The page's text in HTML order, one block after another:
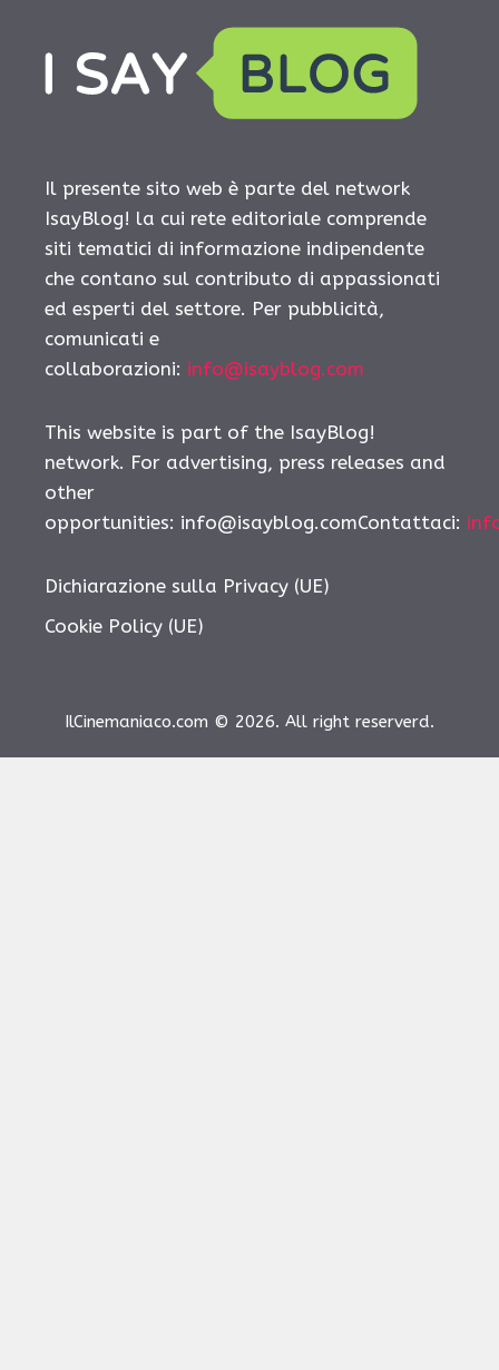
Il presente sito web è parte del network
IsayBlog! la cui rete editoriale comprende
siti tematici di informazione indipendente
che contano sul contributo di appassionati
ed esperti del settore. Per pubblicità,
comunicati e
collaborazioni: info@isayblog.com
This website is part of the IsayBlog!
network. For advertising, press releases and
other
opportunities: info@isayblog.comContattaci:
Dichiarazione sulla Privacy (UE)
Cookie Policy (UE)
IlCinemaniaco.com © 2026. All right reserverd.